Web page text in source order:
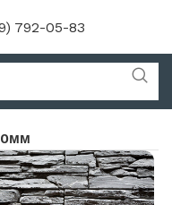
792-05-83